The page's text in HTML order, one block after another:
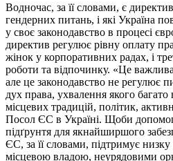
Водночас, за її словами, є
гендерних питань, і які Україна
у своє законодавство в процесі
директив регулює рівну оплату
жінок у корпоративних радах, і
роботи та відпочинку. «Це
але це законодавство не регулює
дух права, ухвалення якого
місцевих традицій, політик,
Посол ЄС в Україні. Щоби
підґрунтя для якнайширшого
ЄС, за її словами, підтримує низку
місцевою владою, неурядовими